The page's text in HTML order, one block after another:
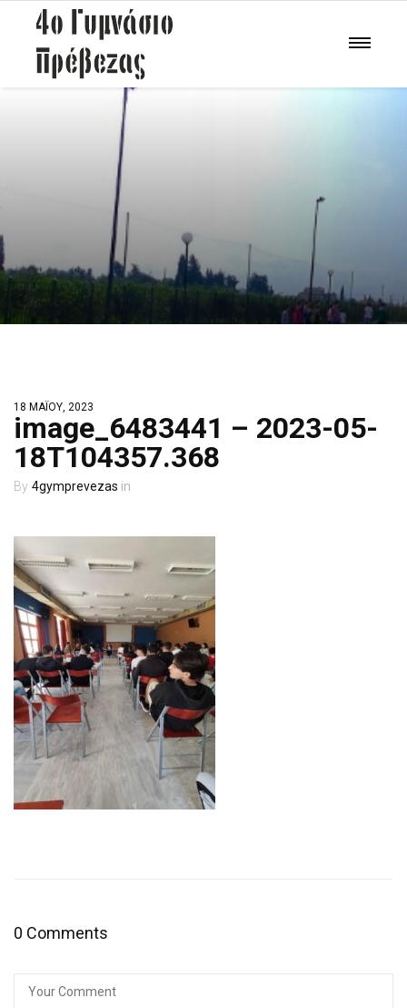
18 ΜΑΪ́ΟΥ, 2023
image_6483441 – 2023-05-
18T104357.368
4gymprevezas
0 Comments